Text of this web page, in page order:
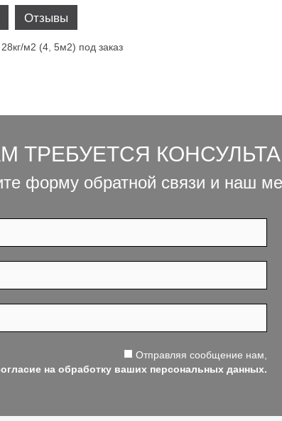
Отзывы
м2 (4 5м2) под заказ
ТРЕБУЕТСЯ
форму обратной связи и наш
Отправляя сообщение нам,
на обработку ваших персональных данных.